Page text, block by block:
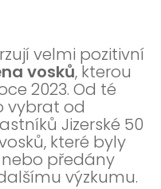
velmi pozitivní
vosků, kterou
2023. Od té
vybrat od
Jizerské 50
které byly
předány
výzkumu.